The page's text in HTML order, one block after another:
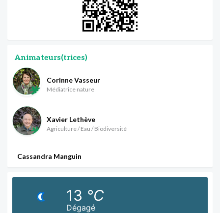
Animateurs(trices)
Corinne Vasseur
Médiatrice nature
Xavier Lethève
Agriculture / Eau / Biodiversité
Cassandra Manguin
Dégagé
13 °C